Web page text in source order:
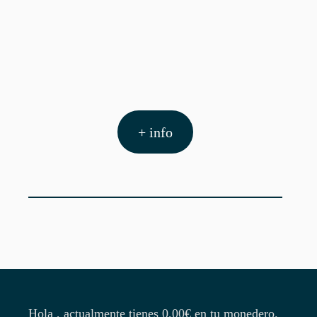
+ info
Hola , actualmente tienes0,00€ en tu monedero.